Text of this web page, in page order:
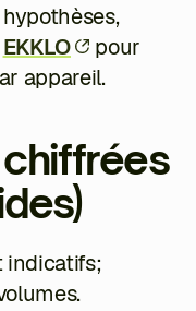
EKKLO
pour
appareil.
indicatifs;